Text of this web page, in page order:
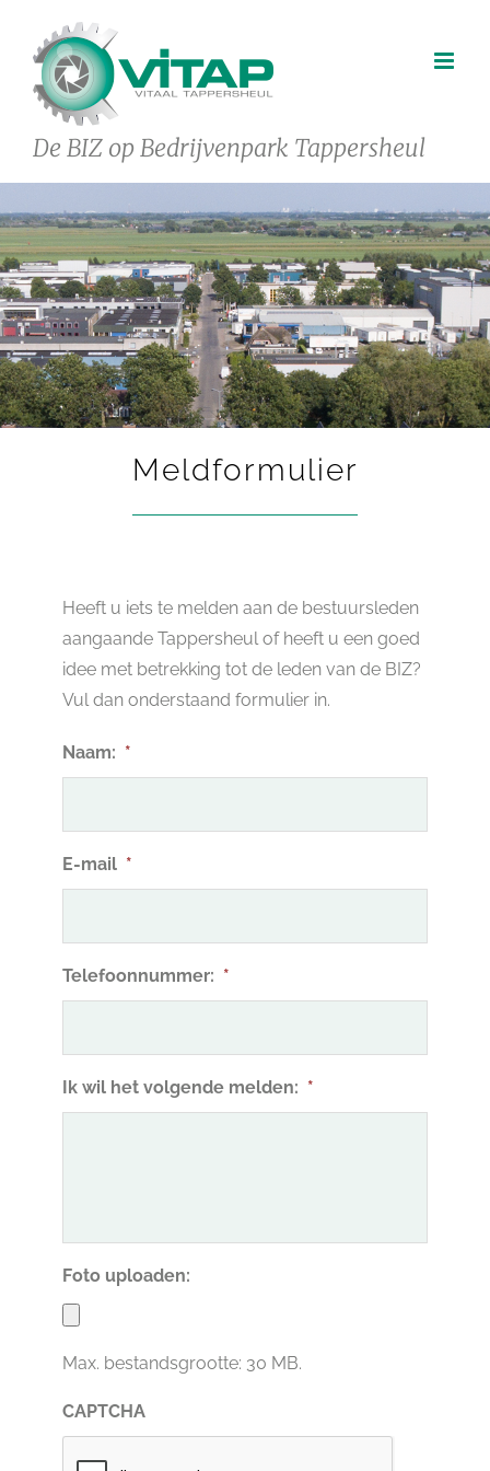
inhoud
De BIZ op Bedrijvenpark Tappersheul
Meldformulier
Heeft u iets te melden aan de bestuursleden
aangaande Tappersheul of heeft u een goed
idee met betrekking tot de leden van de BIZ?
Vul dan onderstaand formulier in.
Naam: *
E-mail *
Telefoonnummer: *
Ik wil het volgende melden: *
Foto uploaden:
Max. bestandsgrootte: 30 MB.
CAPTCHA